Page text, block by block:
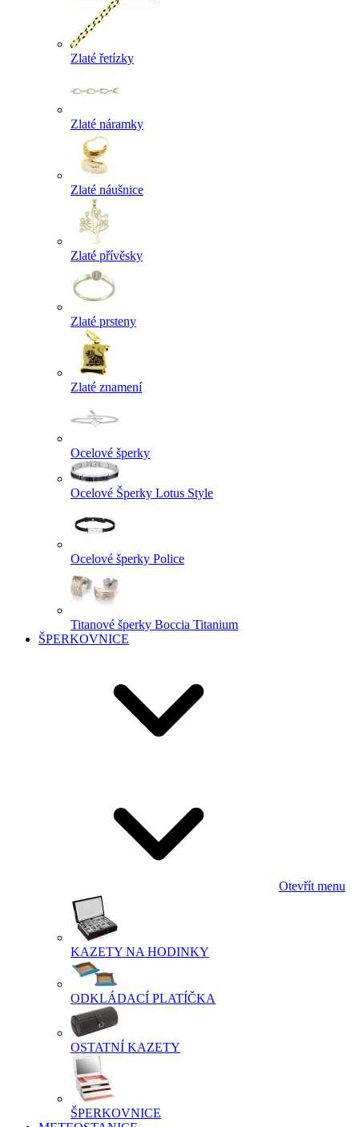
Zlaté řetízky
Zlaté náramky
Zlaté náušnice
Zlaté přívěsky
Zlaté prsteny
Zlaté znamení
Ocelové šperky
Ocelové Šperky Lotus Style
Ocelové šperky Police
Titanové šperky Boccia Titanium
ŠPERKOVNICE
Otevřít menu
KAZETY NA HODINKY
ODKLÁDACÍ PLATÍČKA
OSTATNÍ KAZETY
ŠPERKOVNICE